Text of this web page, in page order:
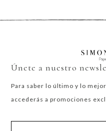
Únete a nuestro
Para saber lo último y lo
accederás a promociones